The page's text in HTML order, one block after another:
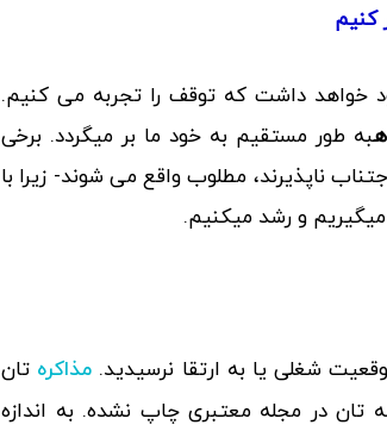
کنیم
خواهد داشت که توقف را تجربه می ­کنیم.
به طور مستقیم به خود ما بر می­گردد. برخی
ناپذیرند، مطلوب واقع می ­شوند- زیرا با
و رشد می­کنیم.
شغلی یا به ارتقا نرسیدید. مذاکره ­تان
­تان در مجله معتبری چاپ نشده. به اندازه